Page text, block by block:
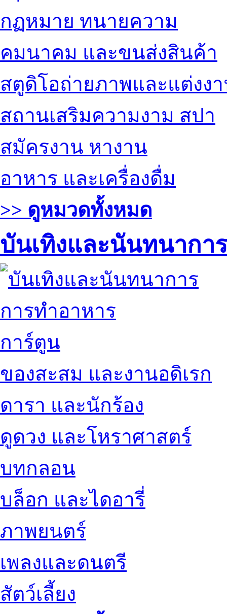
กฏหมาย ทนายความ
คมนาคม และขนส่งสินค้า
สตูดิโอถ่ายภาพและแต่งง
สถานเสริมความงาม สปา
สมัครงาน หางาน
อาหาร และเครื่องดื่ม
>> ดูหมวดทั้งหมด
บันเทิงและนันทนาการ
การทำอาหาร
การ์ตูน
ของสะสม และงานอดิเรก
ดารา และนักร้อง
ดูดวง และโหราศาสตร์
บทกลอน
บล็อก และไดอารี่
ภาพยนตร์
เพลงและดนตรี
สัตว์เลี้ยง